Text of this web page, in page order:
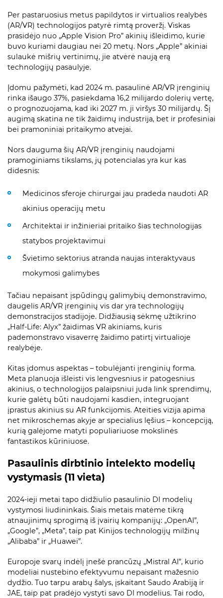
Per pastaruosius metus papildytos ir virtualios realybės
(AR/VR) technologijos patyrė rimtą proveržį. Viskas
prasidėjo nuo „Apple Vision Pro” akinių išleidimo, kurie
buvo kuriami daugiau nei 20 metų. Nors „Apple” akiniai
sulaukė mišrių vertinimų, jie atvėrė naują erą
technologijų pasaulyje.
Įdomu pažymėti, kad 2024 m. pasaulinė AR/VR įrenginių
rinka išaugo 37%, pasiekdama 16,2 milijardo dolerių vertę,
o prognozuojama, kad iki 2027 m. ji viršys 30 milijardų. Šį
augimą skatina ne tik žaidimų industrija, bet ir profesiniai
bei pramoniniai pritaikymo atvejai.
Nors dauguma šių AR/VR įrenginių naudojami
pramoginiams tikslams, jų potencialas yra kur kas
didesnis:
Medicinos sferoje chirurgai jau pradeda naudoti AR
akinius operacijų metu
Architektai ir inžinieriai pritaiko šias technologijas
statybos projektavimui
Švietimo sektorius atranda naujas interaktyvaus
mokymosi galimybes
Tačiau nepaisant įspūdingų galimybių demonstravimo,
daugelis AR/VR įrenginių vis dar yra technologijų
demonstracijos stadijoje. Didžiausią sėkmę užtikrino
„Half-Life: Alyx” žaidimas VR akiniams, kuris
pademonstravo visaverrę žaidimo patirtį virtualioje
realybėje.
Kitas įdomus aspektas – tobulėjanti įrenginių forma.
Meta planuoja išleisti vis lengvesnius ir patogesnius
akinius, o technologijos palaipsniui juda link sprendimų,
kurie galėtų būti naudojami kasdien, integruojant
įprastus akinius su AR funkcijomis. Ateities vizija apima
net mikroschemas akyje ar specialius lęšius – koncepciją,
kurią galėjome matyti populiariuose mokslinės
fantastikos kūriniuose.
Pasaulinis dirbtinio intelekto modelių
vystymasis (11 vieta)
2024-ieji metai tapo didžiulio pasaulinio DI modelių
vystymosi liudininkais. Šiais metais matėme tikrą
atnaujinimų sprogimą iš įvairių kompanijų: „OpenAI”,
„Google”, „Meta”, taip pat Kinijos technologijų milžinų
„Alibaba” ir „Huawei”.
Europoje svarų indėlį įnešė prancūzų „Mistral AI”, kurio
modeliai nustebino efektyvumu nepaisant mažesnio
dydžio. Tuo tarpu arabų šalys, įskaitant Saudo Arabiją ir
JAE, taip pat pradėjo vystyti savo DI modelius. Tai rodo,